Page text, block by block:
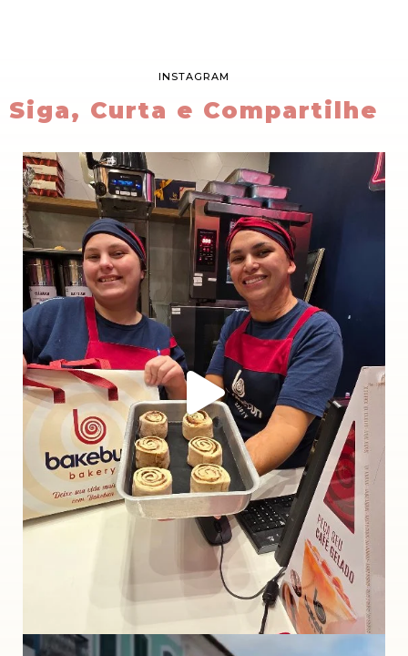
INSTAGRAM
Siga, Curta e Compartilhe